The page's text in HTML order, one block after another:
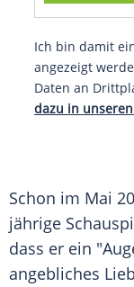
Ich bin damit
angezeigt
Daten an
dazu in
Schon im Mai
jährige
dass er ein
angebliches